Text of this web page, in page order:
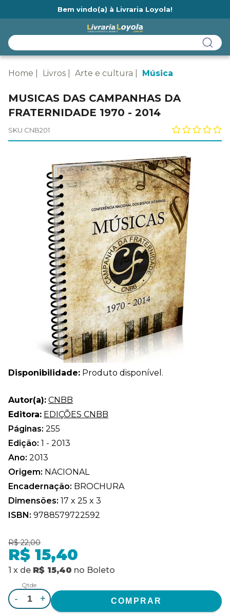
Bem vindo(a) à Livraria Loyola!
Home Livros Arte e cultura Música
MUSICAS DAS CAMPANHAS DA
FRATERNIDADE 1970 - 2014
SKU CNB201
Disponibilidade: Produto disponível.
Autor(a): CNBB
Editora: EDIÇÕES CNBB
Páginas: 255
Edição: 1 - 2013
Ano: 2013
Origem: NACIONAL
Encadernação: BROCHURA
Dimensões: 17 x 25 x 3
ISBN: 9788579722592
R$ 22,00
R$ 15,40
1 x de R$ 15,40 no Boleto
Qtde.
- +